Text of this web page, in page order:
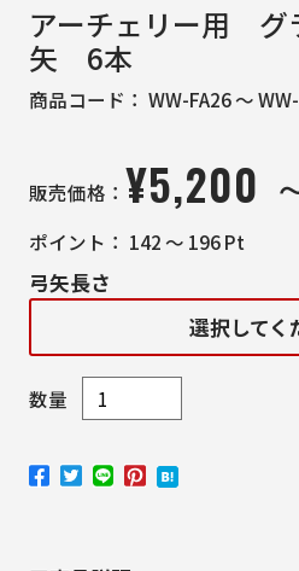
アーチェリー用 グ
矢 6本
商品コード： WW-FA26 ～
販売価格： ¥5,200
ポイント： 142 ～ 196Pt
弓矢長さ
選択してく
数量